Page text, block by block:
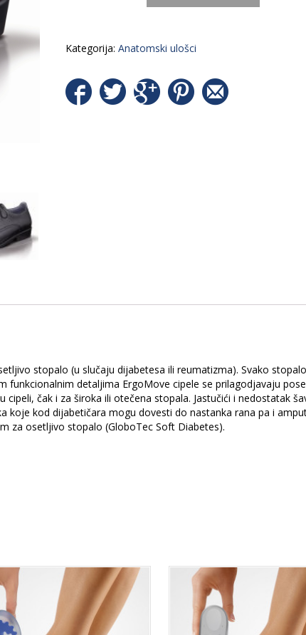
Kategorija: Anatomski ulošci
stopalo (u slučaju dijabetesa ili reumatizma). Svako
detaljima ErgoMove cipele se prilagodjavaju
čak i za široka ili otečena stopala. Jastučići i nedostatak
koje kod dijabetičara mogu dovesti do nastanka rana pa i
za osetljivo stopalo (GloboTec Soft Diabetes).